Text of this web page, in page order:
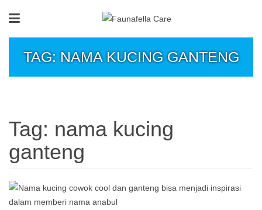
TAG: NAMA KUCING GANTENG
Tag: nama kucing
ganteng